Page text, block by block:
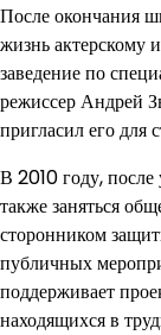
После окончания
жизнь актерскому
заведение по
режиссер Андрей
пригласил его для
В 2010 году,
также заняться
сторонником
публичных
поддерживает
находящихся в